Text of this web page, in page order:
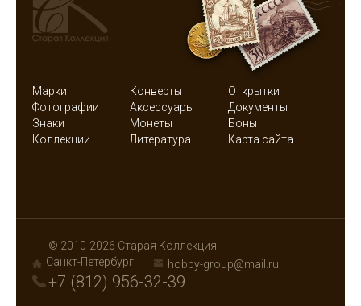
Марки Конверты
Открытки
Фотографии
Аксессуары
Документы
Знаки
Монеты
Боны
Коллекции
Литература Карта сайта
© 2010-2026 Старая Коллекция
Санкт-Петербург
hobby-group@mail.ru
+7 (812) 956-32-39